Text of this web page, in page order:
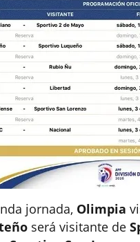
jornada, Olimpia
será visitante de